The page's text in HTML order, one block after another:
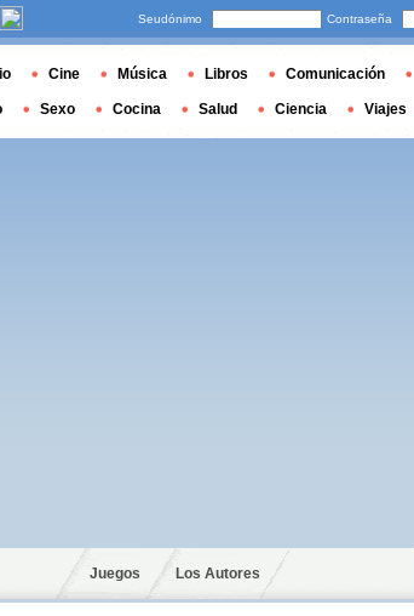
Juegos Los Autores
Seudónimo Contraseña
Cine Música Libros Comunicación
Sexo Cocina Salud Ciencia Viajes